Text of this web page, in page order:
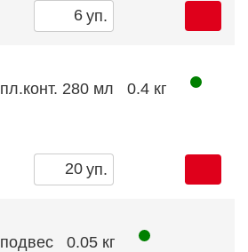
уп.
пл.конт. 280 мл 0.4 кг
уп.
подвес 0.05 кг